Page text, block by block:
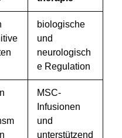
biologische
und
neurologisch
e Regulation
MSC-
Infusionen
und
unterstützend